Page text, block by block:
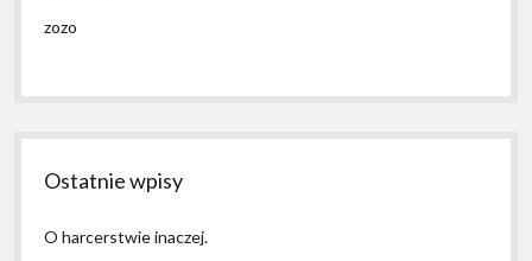
zozo
Ostatnie wpisy
O harcerstwie inaczej.